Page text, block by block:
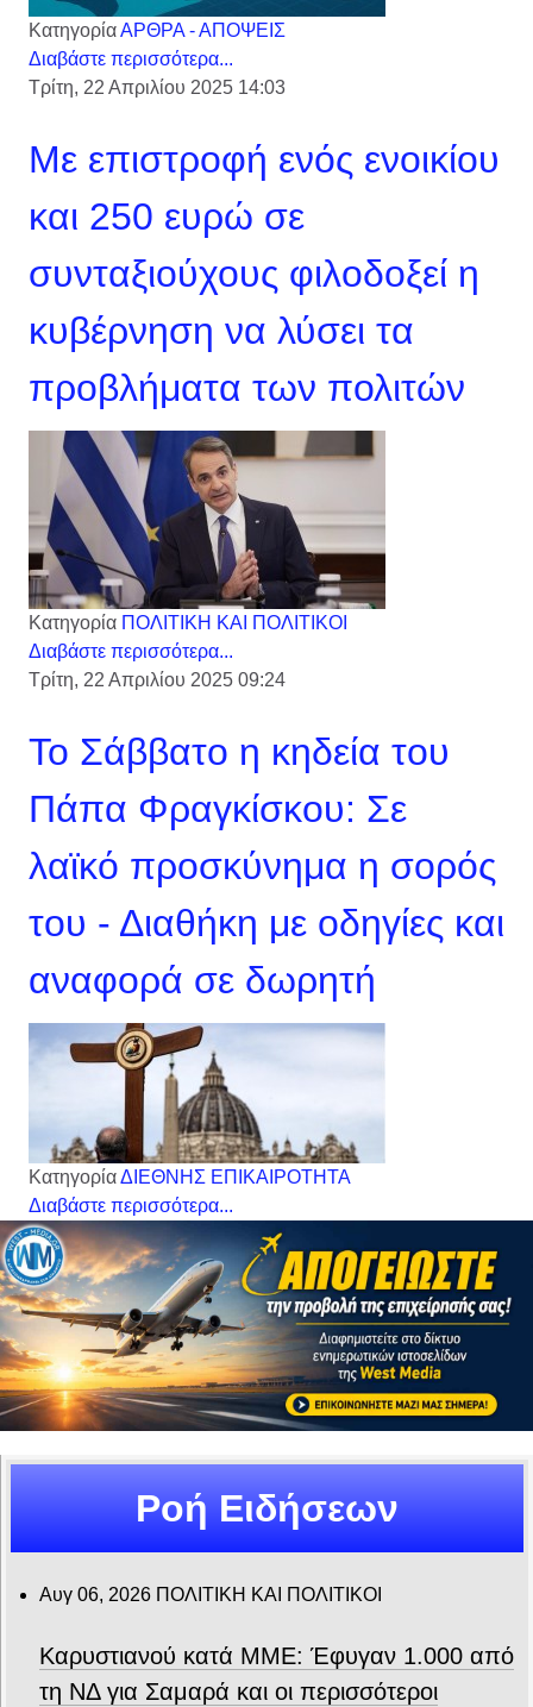
ΚατηγορίαΑΡΘΡΑ - ΑΠΟΨΕΙΣ
Διαβάστε περισσότερα...
Τρίτη, 22 Απριλίου 2025 14:03
Με επιστροφή ενός ενοικίου
και 250 ευρώ σε
συνταξιούχους φιλοδοξεί η
κυβέρνηση να λύσει τα
προβλήματα των πολιτών
Κατηγορία ΠΟΛΙΤΙΚΗ ΚΑΙ ΠΟΛΙΤΙΚΟΙ
Διαβάστε περισσότερα...
Τρίτη, 22 Απριλίου 2025 09:24
Το Σάββατο η κηδεία του
Πάπα Φραγκίσκου: Σε
λαϊκό προσκύνημα η σορός
του - Διαθήκη με οδηγίες και
αναφορά σε δωρητή
ΚατηγορίαΔΙΕΘΝΗΣ ΕΠΙΚΑΙΡΟΤΗΤΑ
Διαβάστε περισσότερα...
Ροή Ειδήσεων
Αυγ 06, 2026 ΠΟΛΙΤΙΚΗ ΚΑΙ ΠΟΛΙΤΙΚΟΙ
Καρυστιανού κατά ΜΜΕ: Έφυγαν 1.000 από
τη ΝΔ για Σαμαρά και οι περισσότεροι